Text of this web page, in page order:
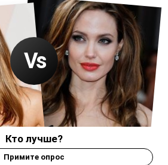
Кто лучше?
Примите опрос